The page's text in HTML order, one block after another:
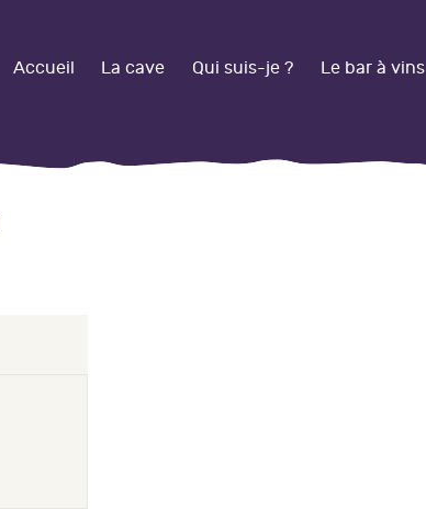
Accueil La cave Qui suis-je ? Le bar à vins
QUI SUIS-JE ?